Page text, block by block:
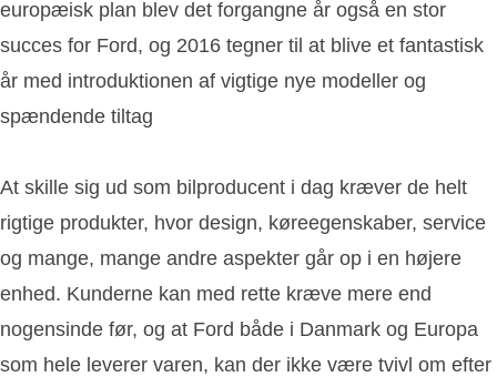
europæisk plan blev det forgangne år også en stor
succes for Ford, og 2016 tegner til at blive et fantastisk
år med introduktionen af vigtige nye modeller og
spændende tiltag
At skille sig ud som bilproducent i dag kræver de helt
rigtige produkter, hvor design, køreegenskaber, service
og mange, mange andre aspekter går op i en højere
enhed. Kunderne kan med rette kræve mere end
nogensinde før, og at Ford både i Danmark og Europa
som hele leverer varen, kan der ikke være tvivl om efter